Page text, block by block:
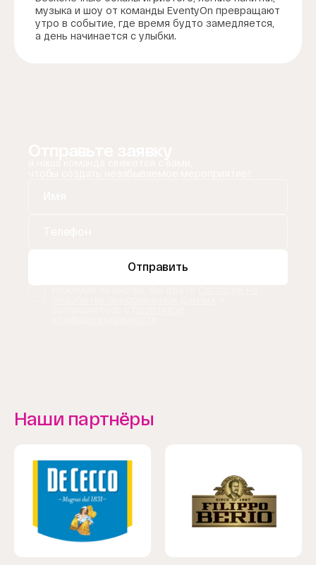
музыка и шоу от команды EventyOn превращают
утро в событие, где время будто замедляется,
а день начинается с улыбки.
Отправить
Наши партнёры